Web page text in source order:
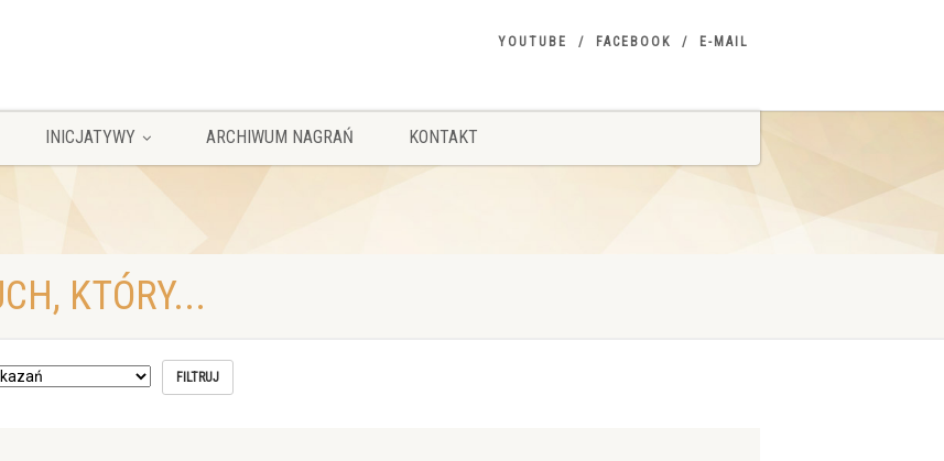
YOUTUBE FACEBOOK E-MAIL
INICJATYWY ARCHIWUM NAGRAŃ KONTAKT
KTÓRY...